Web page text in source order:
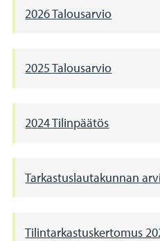
2026 Talousarvio
2025 Talousarvio
2024 Tilinpäätös
Tilintarkastuskertomus